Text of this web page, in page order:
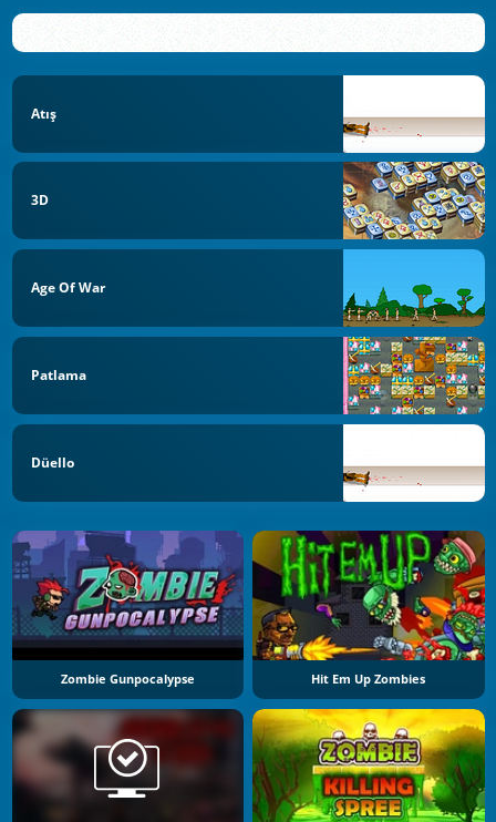
Atış
3D
Age Of War
Patlama
Düello
Zombie Gunpocalypse Hit Em Up Zombies